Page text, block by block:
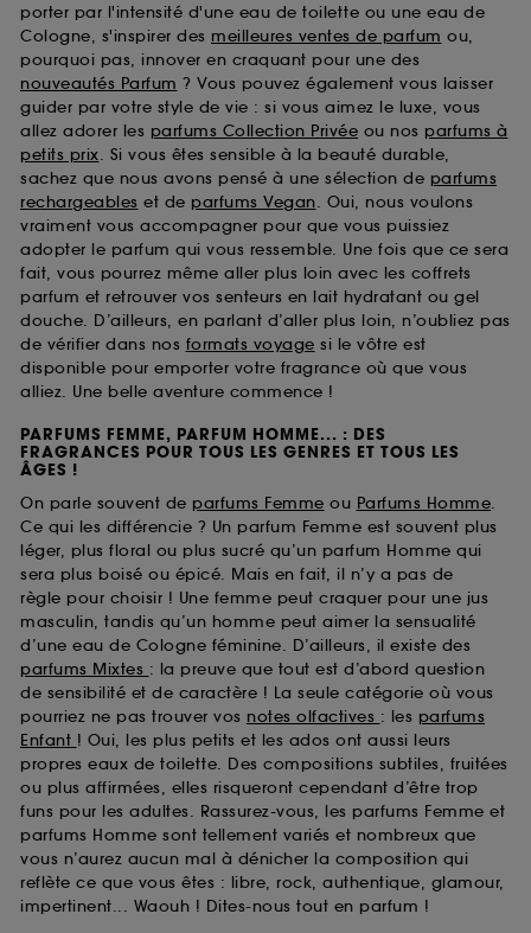
porter par l'intensité d'une eau de toilette ou une eau de
Cologne, s'inspirer des meilleures ventes de parfum ou,
pourquoi pas, innover en craquant pour une des
nouveautés Parfum ? Vous pouvez également vous laisser
guider par votre style de vie : si vous aimez le luxe, vous
allez adorer les parfums Collection Privée ou nos parfums à
petits prix. Si vous êtes sensible à la beauté durable,
sachez que nous avons pensé à une sélection de parfums
rechargeables et de parfums Vegan. Oui, nous voulons
vraiment vous accompagner pour que vous puissiez
adopter le parfum qui vous ressemble. Une fois que ce sera
fait, vous pourrez même aller plus loin avec les coffrets
parfum et retrouver vos senteurs en lait hydratant ou gel
douche. D’ailleurs, en parlant d’aller plus loin, n’oubliez pas
de vérifier dans nos formats voyage si le vôtre est
disponible pour emporter votre fragrance où que vous
alliez. Une belle aventure commence !
PARFUMS FEMME, PARFUM HOMME... : DES
FRAGRANCES POUR TOUS LES GENRES ET TOUS LES
ÂGES !
On parle souvent de parfums Femme ou Parfums Homme.
Ce qui les différencie ? Un parfum Femme est souvent plus
léger, plus floral ou plus sucré qu’un parfum Homme qui
sera plus boisé ou épicé. Mais en fait, il n’y a pas de
règle pour choisir ! Une femme peut craquer pour une jus
masculin, tandis qu’un homme peut aimer la sensualité
d’une eau de Cologne féminine. D’ailleurs, il existe des
parfums Mixtes : la preuve que tout est d’abord question
de sensibilité et de caractère ! La seule catégorie où vous
pourriez ne pas trouver vos notes olfactives : les parfums
Enfant ! Oui, les plus petits et les ados ont aussi leurs
propres eaux de toilette. Des compositions subtiles, fruitées
ou plus affirmées, elles risqueront cependant d’être trop
funs pour les adultes. Rassurez-vous, les parfums Femme et
parfums Homme sont tellement variés et nombreux que
vous n’aurez aucun mal à dénicher la composition qui
reflète ce que vous êtes : libre, rock, authentique, glamour,
impertinent... Waouh ! Dites-nous tout en parfum !